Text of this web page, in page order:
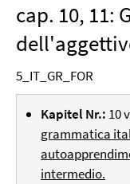
cap. 10, 11:
5_IT_GR_FOR
Kapitel Nr.: 10
grammatica
intermedio.